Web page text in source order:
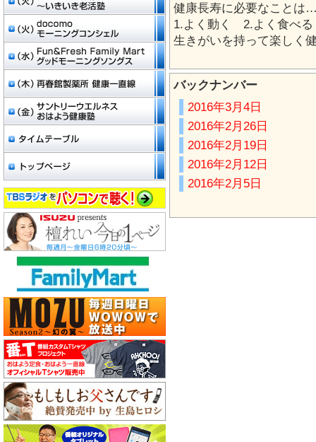
健康長寿に必要なことは
1.よく動く 2.よく食べ
生きがいを持って楽しく
バックナンバー
2016年3月4日
2016年2月26日
2016年2月19日
2016年2月12日
2016年2月5日